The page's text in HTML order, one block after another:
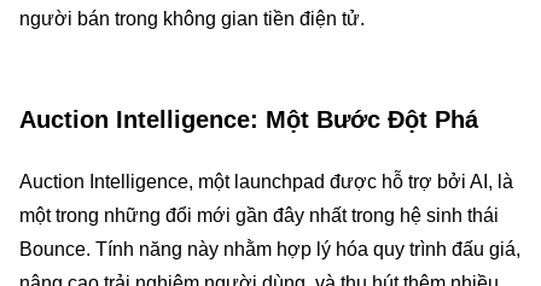
người bán trong không gian tiền điện tử.
Auction Intelligence: Một Bước Đột Phá
Auction Intelligence, một launchpad được hỗ trợ bởi AI, là
một trong những đổi mới gần đây nhất trong hệ sinh thái
Bounce. Tính năng này nhằm hợp lý hóa quy trình đấu giá,